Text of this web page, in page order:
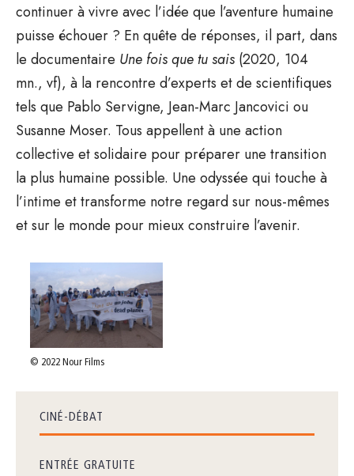
continuer à vivre avec l’idée que l’aventure humaine
puisse échouer ? En quête de réponses, il part, dans
le documentaire Une fois que tu sais (2020, 104
mn., vf), à la rencontre d’experts et de scientifiques
tels que Pablo Servigne, Jean-Marc Jancovici ou
Susanne Moser. Tous appellent à une action
collective et solidaire pour préparer une transition
la plus humaine possible. Une odyssée qui touche à
l’intime et transforme notre regard sur nous-mêmes
et sur le monde pour mieux construire l’avenir.
© 2022 Nour Films
CINÉ-DÉBAT
ENTRÉE GRATUITE